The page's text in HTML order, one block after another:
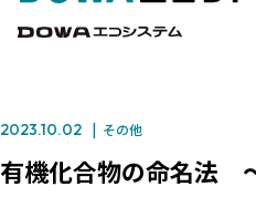
テーマから選ぶ
2023.10.02 その他
有機化合物の命名法